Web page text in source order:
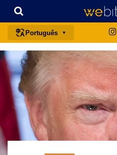
Português
português (BR)
english
español
français
italiano
deutsch